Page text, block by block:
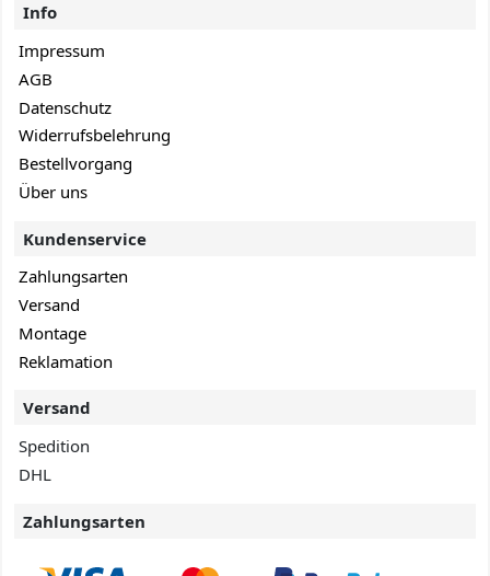
Info
Impressum
AGB
Datenschutz
Widerrufsbelehrung
Bestellvorgang
Über uns
Kundenservice
Zahlungsarten
Versand
Montage
Reklamation
Versand
Spedition
DHL
Zahlungsarten